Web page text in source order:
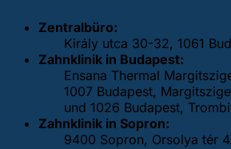
Zentralbüro:
Király utca 30-32, 1061
Zahnklinik in Budapest:
Ensana Thermal
1007 Budapest,
und 1026 Budapest,
Zahnklinik in Sopron:
9400 Sopron, Orsolya tér